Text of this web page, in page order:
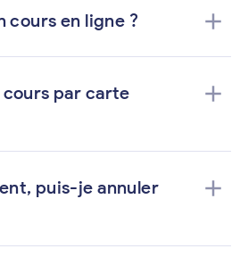
cours en ligne ? add
par carte
add
puis-je annuler
add